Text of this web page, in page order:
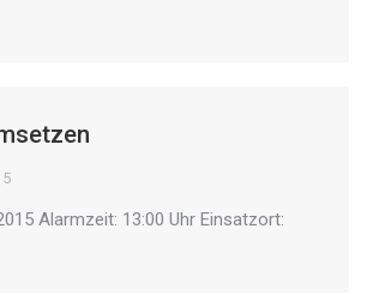
Alarmzeit: 13:00 Uhr Einsatzort: